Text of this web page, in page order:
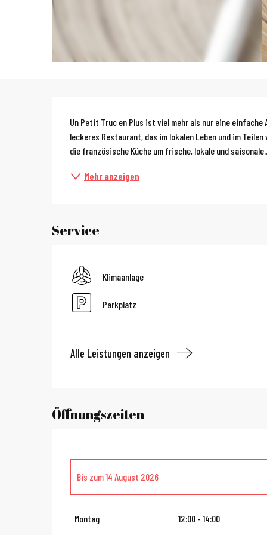
Beschreibung
Un Petit Truc en Plus ist viel mehr als nur eine
leckeres Restaurant, das im lokalen Leben und im
die französische Küche um frische, lokale und
Mehr anzeigen
Service
Klimaanlage
Parkplatz
Alle Leistungen anzeigen
Öffnungszeiten
Bis zum14 August 2026
Montag 12:00 - 14:00